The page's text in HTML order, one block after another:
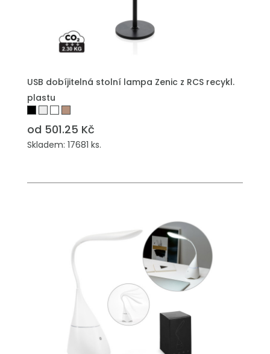
USB dobíjitelná stolní lampa Zenic z RCS recykl.
plastu
od 501.25 Kč
Skladem: 17681 ks.